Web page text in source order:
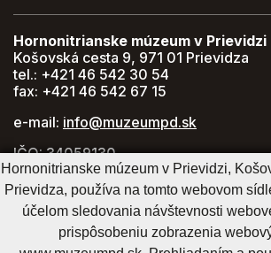
Hornonitrianske múzeum v Prievidzi
Košovská cesta 9, 971 01 Prievidza
tel.: +421 46 542 30 54
fax: +421 46 542 67 15
e-mail: info@muzeumpd.sk
IČO: 34059130
DIČ: 2021447274
GPS: 48.770071, 18.620043
Hornonitrianske múzeum v Prievidzi,
Prievidza, používa na tomto webovom
účelom sledovania návštevnosti
prispôsobeniu zobrazenia